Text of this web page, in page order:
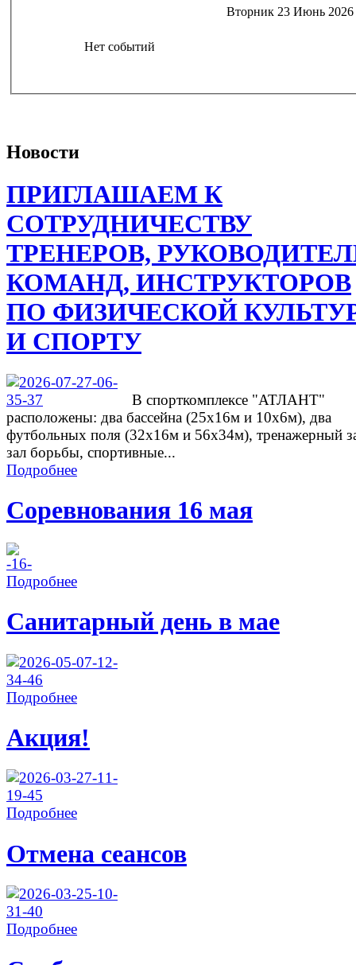
Вторник 23 Июнь 2026
Нет событий
Новости
ПРИГЛАШАЕМ К
СОТРУДНИЧЕСТВУ
ТРЕНЕРОВ,
КОМАНД, ИНСТРУКТОРОВ
ПО ФИЗИЧЕСКОЙ
И СПОРТУ
В спорткомплексе "АТЛАНТ"
расположены: два бассейна (25х16м и 10х6м), два
футбольных поля (32х16м и 56х34м), тренажерный
зал борьбы, спортивные...
Подробнее
Соревнования 16 мая
Подробнее
Санитарный день в мае
Подробнее
Акция!
Подробнее
Отмена сеансов
Подробнее